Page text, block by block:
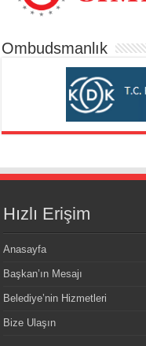
Ombudsmanlık
Hızlı Erişim
Anasayfa
Başkan’ın Mesajı
Belediye’nin Hizmetleri
Bize Ulaşın